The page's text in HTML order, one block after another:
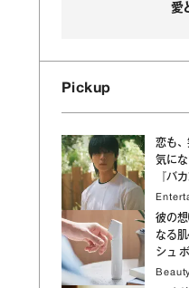
愛
Pickup
恋も
気に
『バ
彼の想
なる
シュ